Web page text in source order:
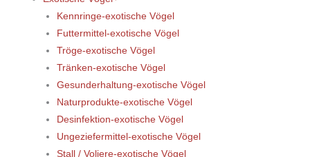
Kennringe-exotische Vögel
Futtermittel-exotische Vögel
Tröge-exotische Vögel
Tränken-exotische Vögel
Gesunderhaltung-exotische Vögel
Naturprodukte-exotische Vögel
Desinfektion-exotische Vögel
Ungeziefermittel-exotische Vögel
Stall / Voliere-exotische Vögel